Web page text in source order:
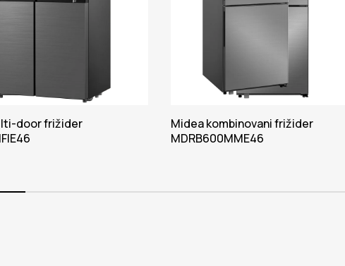
door frižider
Midea kombinovani frižider
MDRB600MME46